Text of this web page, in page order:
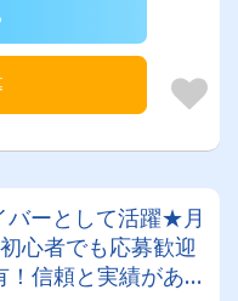
バーとして活躍★月
心者でも応募歓迎
信頼と実績がある